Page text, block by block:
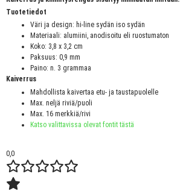
Tuotetiedot
Väri ja design: hi-line sydän iso sydän
Materiaali: alumiini, anodisoitu eli ruostumaton
Koko: 3,8 x 3,2 cm
Paksuus: 0,9 mm
Paino: n. 3 grammaa
Kaiverrus
Mahdollista kaivertaa etu- ja taustapuolelle
Max. neljä riviä/puoli
Max. 16 merkkiä/rivi
Katso valittavissa olevat fontit tästä
0,0